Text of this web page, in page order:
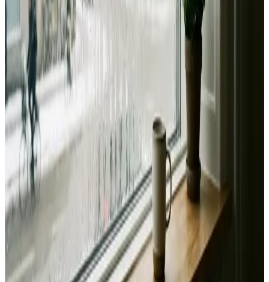
Landsdækkende service